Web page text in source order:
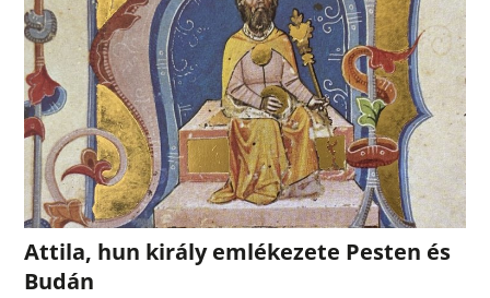
Attila, hun király emlékezete Pesten és
Budán